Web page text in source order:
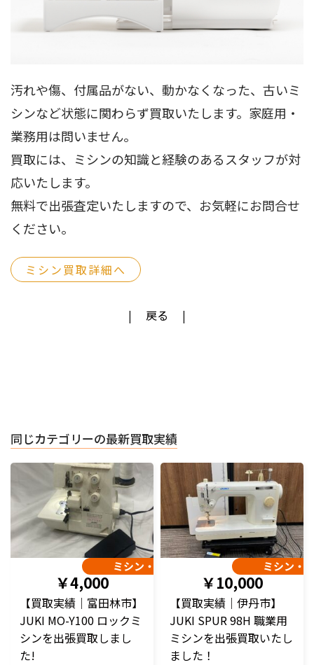
汚れや傷、付属品がない、動かなくなった、古いミ
シンなど状態に関わらず買取いたします。家庭用・
業務用は問いません。
買取には、ミシンの知識と経験のあるスタッフが対
応いたします。
無料で出張査定いたしますので、お気軽にお問合せ
ください。
ミシン買取詳細へ
戻る
同じカテゴリーの最新買取実績
ミシン・編み機
￥4,000
【買取実績｜富田林市】
JUKI MO-Y100 ロックミ
シンを出張買取しまし
た!
ミシン・
￥10,000
【買取実績｜伊丹市】
JUKI SPUR 98H 職業用
ミシンを出張買取いたし
ました！